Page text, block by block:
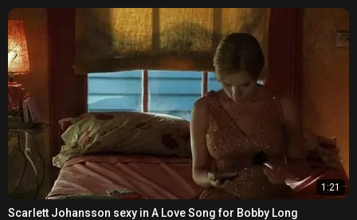
1:21
Scarlett Johansson sexy in A Love Song for Bobby Long